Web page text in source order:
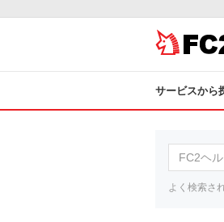
サービスから
よく検索さ